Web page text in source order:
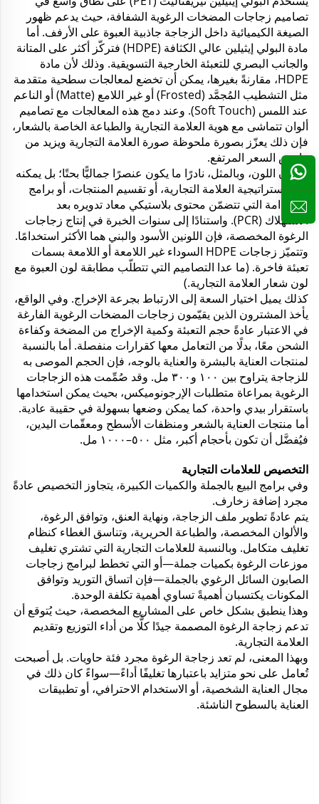
تصاميم زجاجات المضخات الرغوية الشفافة، حيث يدعم ظهور
الصيغة الكيميائية داخل الزجاجة جاذبية العبوة على الأرفف. أما
مادة البولي إيثيلين عالي الكثافة (HDPE) فتركّز أكثر على المتانة
والجانب البصري للتعبئة الخارجية التسويقية. وذلك لأن مادة
HDPE، مقارنةً بغيرها، يمكن أن تخضع لمعالجات سطحية متقدمة
مثل التشطيب المُجمَّد (Frosted) أو غير اللامع (Matte) أو الناعم
عند اللمس (Soft Touch). وعند دمج هذه المعالجات مع تصاميم
ألوان تتماشى مع هوية العلامة التجارية والطباعة الخاصة بالشعار،
فإن ذلك يعزّز بصورة ملحوظة صورة العلامة التجارية ويزيد من
هامش السعر المرتفع.
كما أن اللون، وبالمثل، نادرًا ما يكون عنصرًا جماليًّا بحتًا؛ بل يمكنه
دعم استراتيجية العلامة التجارية، أو تقسيم المنتجات، أو برامج
الاستدامة التي تتضمّن محتوى بلاستيكي معاد تدويره بعد
الاستهلاك (PCR). واستنادًا إلى سنوات الخبرة في إنتاج زجاجات
الرغوة المخصصة، فإن اللونين الأسود والبني هما الأكثر استخدامًا.
وتتميّز زجاجات HDPE السوداء غير اللامعة أو اللامعة بسمات
تعبئة فاخرة. (ما عدا التصاميم التي تتطلّب مطابقة لون العبوة مع
لون شعار العلامة التجارية.)
كذلك يميل اختيار السعة إلى الارتباط بجرعة الإخراج. وفي الواقع،
يأخذ المشترون الذين يقيّمون زجاجات المضخات الرغوية الفارغة
في الاعتبار عادةً حجم التعبئة وكمية الإخراج من المضخة وكفاءة
الشحن معًا، بدلًا من التعامل معها كقرارات منفصلة. أما بالنسبة
لمنتجات العناية بالبشرة والعناية بالوجه، فإن الحجم الموصى به
للزجاجة يتراوح بين ١٠٠ و٣٠٠ مل. وقد صُمِّمت هذه الزجاجات
الرغوية بمراعاة متطلبات الإرجونوميكس، بحيث يمكن استخدامها
باستقرار بيدي واحدة، كما يمكن وضعها بسهولة في حقيبة عادية.
أما منتجات العناية بالشعر ومنظفات الأسطح ومعقّمات اليدين،
فيُفضَّل أن تكون بأحجام أكبر، مثل ٥٠٠–١٠٠٠ مل.
التخصيص للعلامات التجارية
وفي برامج البيع بالجملة والكميات الكبيرة، يتجاوز التخصيص عادةً
مجرد إضافة زخارف.
يتم عادةً تطوير ملف الزجاجة، ونهاية العنق، وتوافق الرغوة،
والألوان المخصصة، والطباعة الحريرية، وتناسق الغطاء كنظام
تغليف متكامل. وبالنسبة للعلامات التجارية التي تشتري تغليف
موزعات الرغوة بكميات جملة—أو التي تخطط لبرامج زجاجات
الصابون السائل الرغوي بالجملة—فإن اتساق التوريد وتوافق
المكونات يكتسبان أهميةً تساوي أهمية تكلفة الوحدة.
وهذا ينطبق بشكل خاص على المشاريع المخصصة، حيث يُتوقع أن
تدعم زجاجة الرغوة المصممة جيدًا كلًّا من أداء التوزيع وتقديم
العلامة التجارية.
وبهذا المعنى، لم تعد زجاجة الرغوة مجرد فئة حاويات. بل أصبحت
تُعامل على نحو متزايد باعتبارها تغليفًا أداءً—سواءً كان ذلك في
مجال العناية الشخصية، أو الاستخدام الاحترافي، أو تطبيقات
العناية بالسطوح الناشئة.